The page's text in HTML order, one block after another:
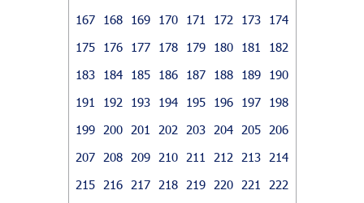
167
168 169 170 171 172 173
174
175
176 177 178 179 180 181
182
183
184 185 186 187 188 189
190
191
192 193 194 195 196 197
198
199
200 201 202 203 204 205
206
207
208 209 210 211 212 213
214
215
216 217 218 219 220 221
222